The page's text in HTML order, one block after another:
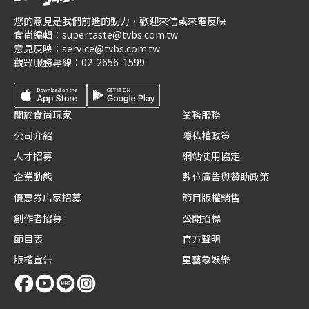
您的意見是我們前進的動力，歡迎來信或來電反映
食尚編輯： supertaste@tvbs.com.tw
意見反映： service@tvbs.com.tw
觀眾服務專線： 02-2656-1599
關於食尚玩家
公司介紹
人才招募
企業動態
優惠券店家招募
創作者招募
節目表
版權宣告
業務服務
隱私權政策
網站使用協定
數位廣告與贊助政策
節目版權銷售
公開招標
官方聲明
星藝象娛樂